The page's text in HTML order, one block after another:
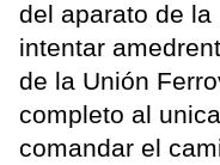
del aparato de
intentar
de la Unión
completo al
comandar el